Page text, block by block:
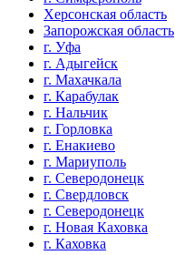
Херсонская область
Запорожская область
г. Уфа
г. Адыгейск
г. Махачкала
г. Карабулак
г. Нальчик
г. Горловка
г. Енакиево
г. Мариуполь
г. Северодонецк
г. Свердловск
г. Северодонецк
г. Новая Каховка
г. Каховка